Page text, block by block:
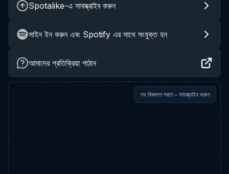
Spotalike-এ সাবস্ক্রাইব করুন
সাইন ইন করুন এবং Spotify এর সাথে সংযুক্ত হন
আমাদের প্রতিক্রিয়া পাঠান
সব বিজ্ঞাপন সরান - সাবস্ক্রাইব করুন